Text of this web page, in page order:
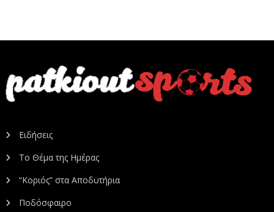
Ειδήσεις
Το Θέμα της Ημέρας
“Κοριός” στα Αποδυτήρια
Ποδόσφαιρο